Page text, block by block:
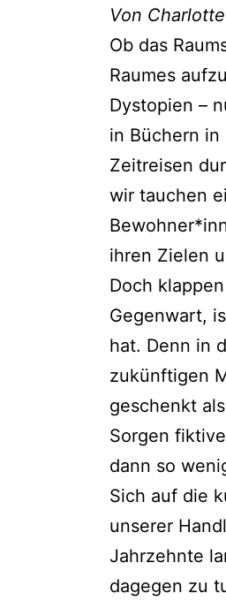
Von
Ob das
Raumes
Dystopien –
in Büchern
Zeitreisen
wir tauchen
ihren Zielen
Doch
Gegenwart,
hat. Denn in
zukünftigen
geschenkt
Sorgen
dann so
Sich auf die
unserer
Jahrzehnte
dagegen zu